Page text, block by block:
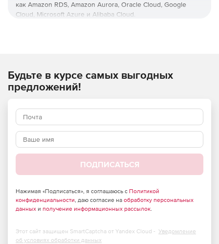
как Amazon RDS, Amazon Aurora, Oracle Cloud, Google
Cloud, Microsoft Azure и Alibaba Cloud.
Cloud и Huawei Cloud. Navicat Monitor – это серверное
программное обеспечение, доступ к которому можно
получить из любого места через веб-браузер. Благодаря
свои серверы по всему миру круглосуточно.
Основные характеристики Navicat Monitor:
графиков) в реальном времени.
Получение уведомлений и настройка политики
уведомлений.
Анализатор запросов для идентификации медленных
запросов.
Будьте в курсе самых выгодных
предложений!
ПОДПИСАТЬСЯ
Нажимая «Подписаться», я соглашаюсь с Политикой
конфиденциальности, даю согласие на обработку персональных
данных и получение информационных рассылок.
Этот сайт защищен SmartCaptcha от Yandex Cloud - Уведомление
об условиях обработки данных